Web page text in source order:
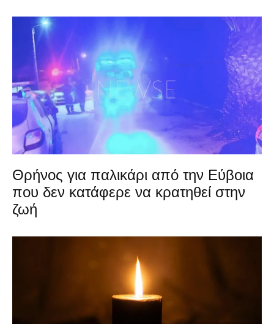
Θρήνος για παλικάρι από την Εύβοια
που δεν κατάφερε να κρατηθεί στην
ζωή